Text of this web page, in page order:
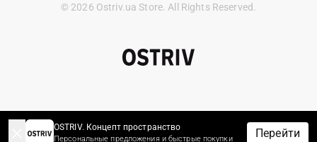
© 2026 Ostriv.ua Store. All Rights Reserved.
OSTRIV. Концепт пространство
Персональные предложения и быстрые покупки Перейти